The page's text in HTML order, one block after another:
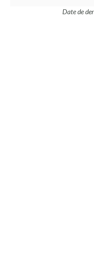
Date de